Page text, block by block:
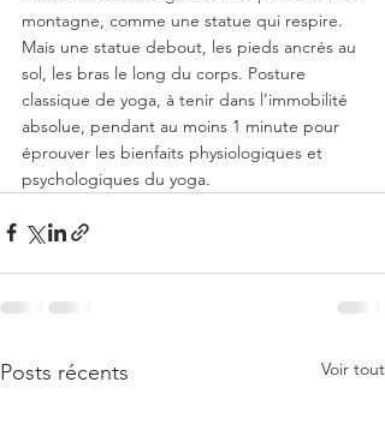
montagne, comme une statue qui respire.
Mais une statue debout, les pieds ancrés au
sol, les bras le long du corps. Posture
classique de yoga, à tenir dans l’immobilité
absolue, pendant au moins 1 minute pour
éprouver les bienfaits physiologiques et
psychologiques du yoga.
Posts récents Voir tout